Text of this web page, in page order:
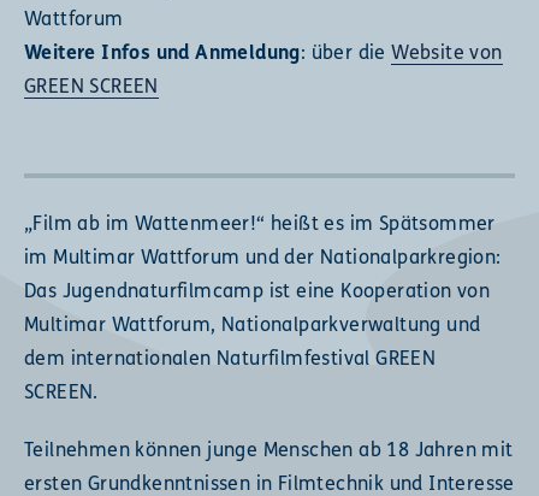
Wattforum
Weitere Infos und Anmeldung: über die Website von
GREEN SCREEN
„Film ab im Wattenmeer!“ heißt es im Spätsommer
im Multimar Wattforum und der Nationalparkregion:
Das Jugendnaturfilmcamp ist eine Kooperation von
Multimar Wattforum, Nationalparkverwaltung und
dem internationalen Naturfilmfestival GREEN
SCREEN.
Teilnehmen können junge Menschen ab 18 Jahren mit
ersten Grundkenntnissen in Filmtechnik und Interesse